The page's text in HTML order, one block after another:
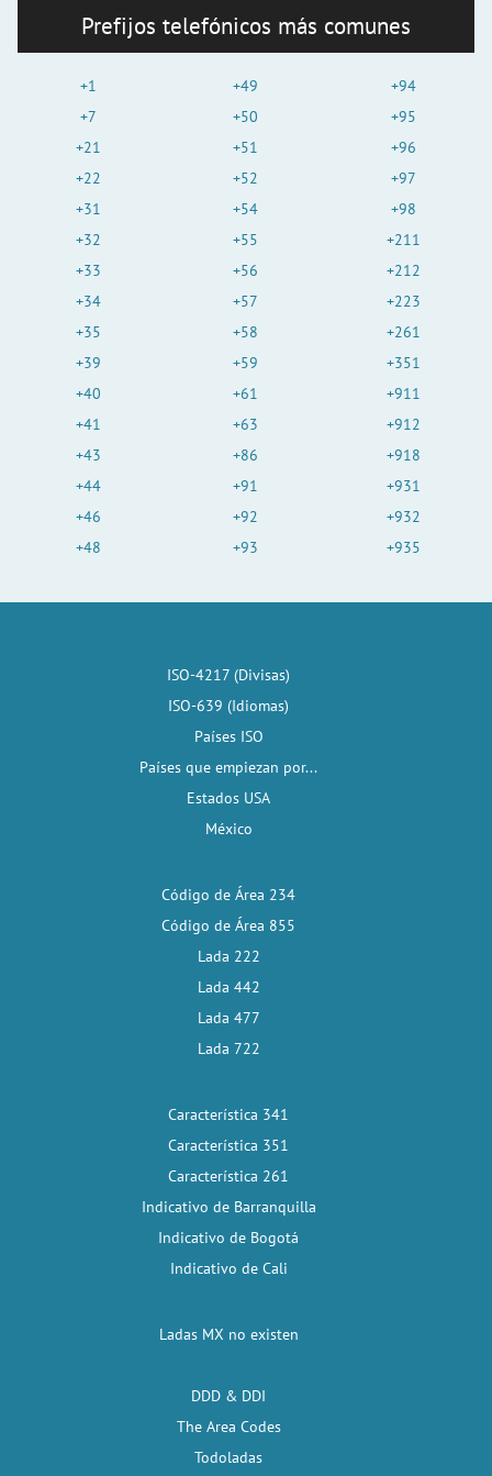
Prefijos telefónicos más comunes
+1
+7
+21
+22
+31
+32
+33
+34
+35
+39
+40
+41
+43
+44
+46
+48
+49
+50
+51
+52
+54
+55
+56
+57
+58
+59
+61
+63
+86
+91
+92
+93
+94
+95
+96
+97
+98
+211
+212
+223
+261
+351
+911
+912
+918
+931
+932
+935
ISO-4217 (Divisas)
ISO-639 (Idiomas)
Países ISO
Países que empiezan por...
Estados USA
México
Código de Área 234
Código de Área 855
Lada 222
Lada 442
Lada 477
Lada 722
Característica 341
Característica 351
Característica 261
Indicativo de Barranquilla
Indicativo de Bogotá
Indicativo de Cali
Ladas MX no existen
DDD & DDI
The Area Codes
Todoladas